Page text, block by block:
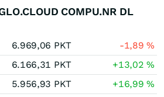
COMPU.NR DL
6.969,06 PKT -1,89%
6.166,31 PKT +13,02%
5.956,93 PKT +16,99%